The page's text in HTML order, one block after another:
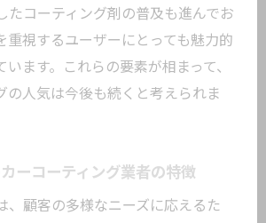
める輝きを保つための小技
点検で輝きを維持する
ティングの再施工時期について
ーコーティングの成功事例と失
いための業者選びのコツ
たコーティング剤の普及も進んでお
重視するユーザーにとっても魅力的
ます。これらの要素が相まって、
の人気は今後も続くと考えられま
ーコーティング業者の特徴
、顧客の多様なニーズに応えるた